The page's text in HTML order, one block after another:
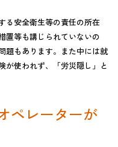
る安全衛生等の責任の所在
置等も講じられていないの
題もあります。また中には就
が使われず、「労災隠し」と
ペレーターが